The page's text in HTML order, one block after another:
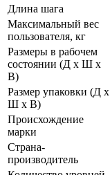
Длина шага
Максимальный вес
пользователя, кг
Размеры в рабочем
состоянии (Д х Ш х
В)
Размер упаковки (Д х
Ш х В)
Происхождение
марки
Страна-
производитель